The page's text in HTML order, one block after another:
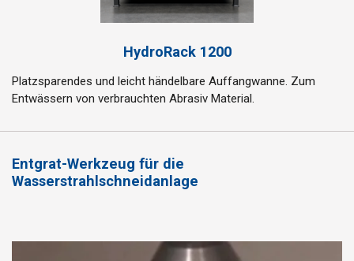
HydroRack 1200
Platzsparendes und leicht händelbare Auffangwanne. Zum
Entwässern von verbrauchten Abrasiv Material.
Entgrat-Werkzeug für die
Wasserstrahlschneidanlage